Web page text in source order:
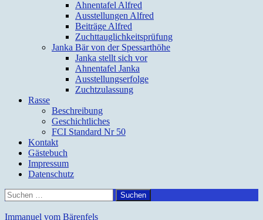
Ahnentafel Alfred
Ausstellungen Alfred
Beiträge Alfred
Zuchttauglichkeitsprüfung
Janka Bär von der Spessarthöhe
Janka stellt sich vor
Ahnentafel Janka
Ausstellungserfolge
Zuchtzulassung
Rasse
Beschreibung
Geschichtliches
FCI Standard Nr 50
Kontakt
Gästebuch
Impressum
Datenschutz
Suchen
nach:
Immanuel vom Bärenfels